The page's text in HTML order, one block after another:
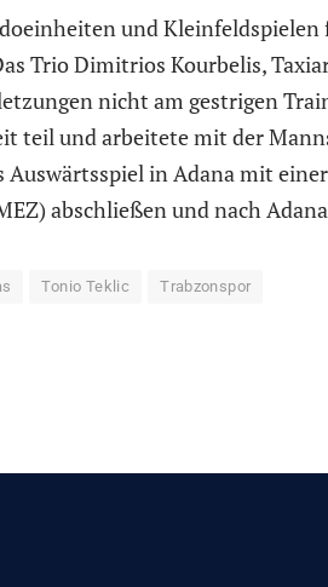
und
Trio Dimitrios Kourbelis,
nicht am gestrigen
teil und arbeitete mit der
Auswärtsspiel in Adana mit
abschließen und nach
Tonio Teklic Trabzonspor